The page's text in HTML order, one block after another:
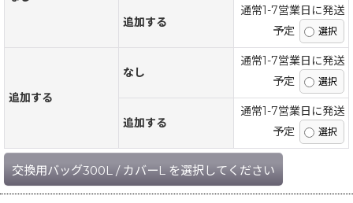
追加する
通常1-7営業日に発送
予定
追加する
なし
通常1-7営業日に発送
予定
追加する
通常1-7営業日に発送
予定
交換用バッグ300L / カバーL を選択してください